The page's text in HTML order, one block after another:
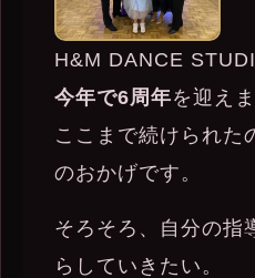
H&M DANCE
今年で6周年を迎え
ここまで続けられた
のおかげです。
そろそろ、自分の指
らしていきたい。